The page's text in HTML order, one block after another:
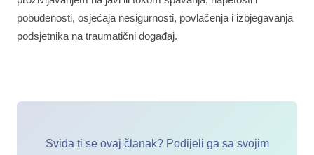
pobuđenosti, osjećaja nesigurnosti, povlačenja i izbjegavanja
podsjetnika na traumatični događaj.
Sviđa ti se ovaj članak? Podijeli ga sa svojim